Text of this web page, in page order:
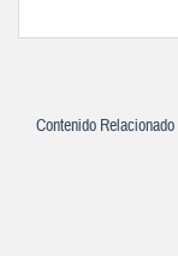
Contenido Relacionado